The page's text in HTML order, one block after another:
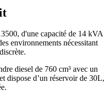
d'une capacité de 14 kVA
environnements nécessitant
diesel de 760 cm³ avec un
dispose d’un réservoir de 30L,